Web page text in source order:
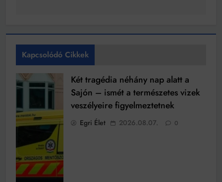
Kapcsolódó Cikkek
Két tragédia néhány nap alatt a
Sajón – ismét a természetes vizek
veszélyeire figyelmeztetnek
Egri Élet 2026.08.07. 0